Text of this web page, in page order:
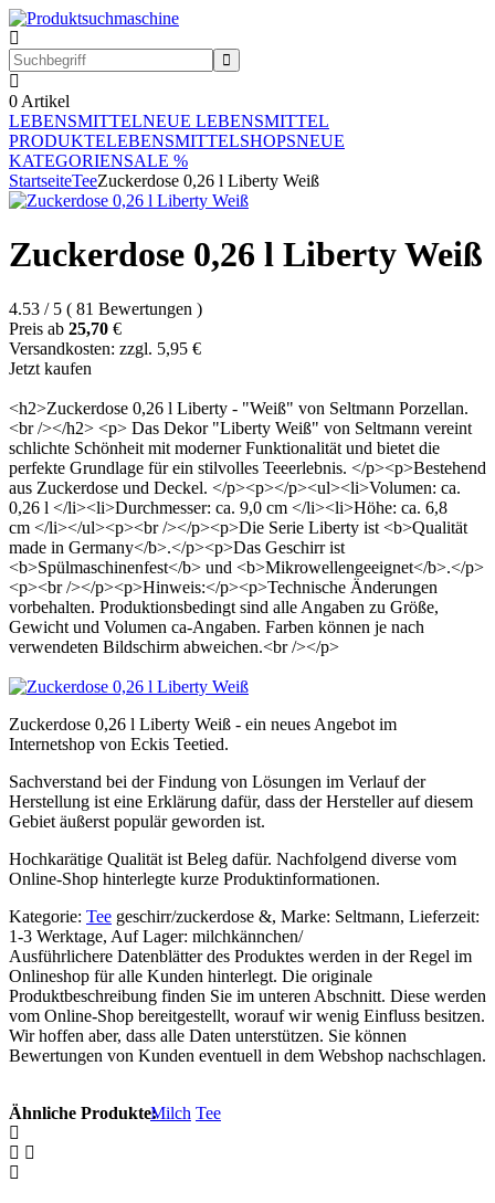
0 Artikel
LEBENSMITTELNEUE LEBENSMITTEL
PRODUKTELEBENSMITTELSHOPSNEUE
KATEGORIENSALE %
StartseiteTeeZuckerdose 0,26 l Liberty Weiß
Zuckerdose 0,26 l Liberty Weiß
4.53 / 5 ( 81 Bewertungen )
Preis ab 25,70 €
Versandkosten: zzgl. 5,95 €
Jetzt kaufen
<h2>Zuckerdose 0,26 l Liberty - "Weiß" von Seltmann Porzellan.
<br /></h2> <p> Das Dekor "Liberty Weiß" von Seltmann vereint
schlichte Schönheit mit moderner Funktionalität und bietet die
perfekte Grundlage für ein stilvolles Teeerlebnis. </p><p>Bestehend
aus Zuckerdose und Deckel. </p><p></p><ul><li>Volumen: ca.
0,26 l </li><li>Durchmesser: ca. 9,0 cm </li><li>Höhe: ca. 6,8
cm </li></ul><p><br /></p><p>Die Serie Liberty ist <b>Qualität
made in Germany</b>.</p><p>Das Geschirr ist
<b>Spülmaschinenfest</b> und <b>Mikrowellengeeignet</b>.</p>
<p><br /></p><p>Hinweis:</p><p>Technische Änderungen
vorbehalten. Produktionsbedingt sind alle Angaben zu Größe,
Gewicht und Volumen ca-Angaben. Farben können je nach
verwendeten Bildschirm abweichen.<br /></p>
Zuckerdose 0,26 l Liberty Weiß - ein neues Angebot im
Internetshop von Eckis Teetied.
Sachverstand bei der Findung von Lösungen im Verlauf der
Herstellung ist eine Erklärung dafür, dass der Hersteller auf diesem
Gebiet äußerst populär geworden ist.
Hochkarätige Qualität ist Beleg dafür. Nachfolgend diverse vom
Online-Shop hinterlegte kurze Produktinformationen.
Kategorie: Tee geschirr/zuckerdose &, Marke: Seltmann, Lieferzeit:
1-3 Werktage, Auf Lager: milchkännchen/
Ausführlichere Datenblätter des Produktes werden in der Regel im
Onlineshop für alle Kunden hinterlegt. Die originale
Produktbeschreibung finden Sie im unteren Abschnitt. Diese werden
vom Online-Shop bereitgestellt, worauf wir wenig Einfluss besitzen.
Wir hoffen aber, dass alle Daten unterstützen. Sie können
Bewertungen von Kunden eventuell in dem Webshop nachschlagen.
Ähnliche Produkte:Milch Tee